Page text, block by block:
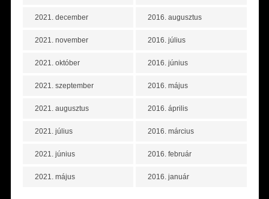
2021. december
2021. november
2021. október
2021. szeptember
2021. augusztus
2021. július
2021. június
2021. május
2016. augusztus
2016. július
2016. június
2016. május
2016. április
2016. március
2016. február
2016. január